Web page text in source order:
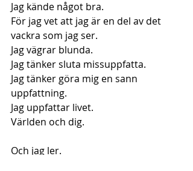
Jag kände något bra.
För jag vet att jag är en del av det
vackra som jag ser.
Jag vägrar blunda.
Jag tänker sluta missuppfatta.
Jag tänker göra mig en sann
uppfattning.
Jag uppfattar livet.
Världen och dig.
Och jag ler.